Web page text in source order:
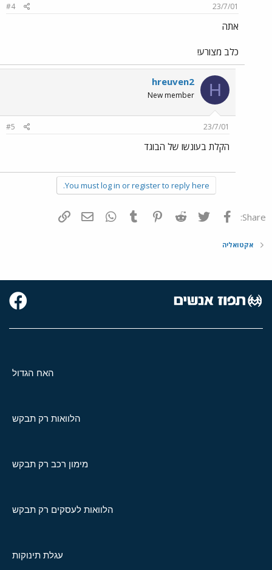
23/7/01
#4
אתה
כלב מצורע!
H
hreuven2
New member
23/7/01
#5
הקלת בעונשו של הבוגד
You must log in or register to reply here.
Share: פייסבוק Twitter
Reddit
Pinterest
Tumblr
WhatsAppדואר אלקטרוני
אקטואליה
האח הגדול
הלוואות רק תבקש
מימון רכב רק תבקש
הלוואות לעסקים רק תבקש
עגלת תינוקות